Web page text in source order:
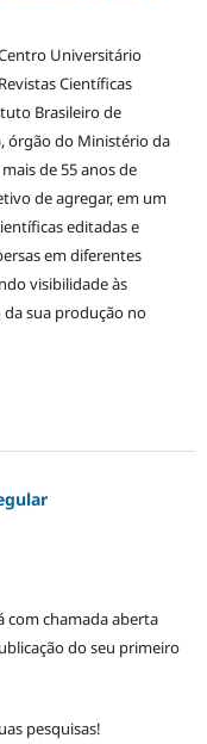
Universitário
Científicas
Brasileiro de
órgão do Ministério da
de 55 anos de
de agregar, em um
editadas e
em diferentes
visibilidade às
sua produção no
com chamada aberta
do seu primeiro
pesquisas!